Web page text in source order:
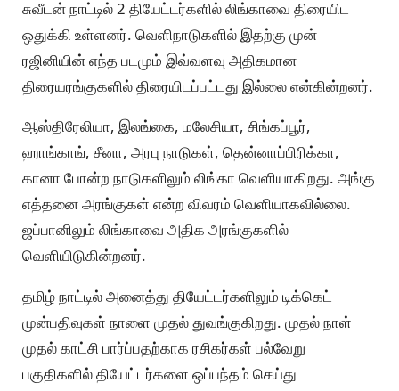
சுவீடன் நாட்டில் 2 தியேட்டர்களில் லிங்காவை திரையிட
ஒதுக்கி உள்ளனர். வெளிநாடுகளில் இதற்கு முன்
ரஜினியின் எந்த படமும் இவ்வளவு அதிகமான
திரையரங்குகளில் திரையிடப்பட்டது இல்லை என்கின்றனர்.
ஆஸ்திரேலியா, இலங்கை, மலேசியா, சிங்கப்பூர்,
ஹாங்காங், சீனா, அரபு நாடுகள், தென்னாப்பிரிக்கா,
கானா போன்ற நாடுகளிலும் லிங்கா வெளியாகிறது. அங்கு
எத்தனை அரங்குகள் என்ற விவரம் வெளியாகவில்லை.
ஜப்பானிலும் லிங்காவை அதிக அரங்குகளில்
வெளியிடுகின்றனர்.
தமிழ் நாட்டில் அனைத்து தியேட்டர்களிலும் டிக்கெட்
முன்பதிவுகள் நாளை முதல் துவங்குகிறது. முதல் நாள்
முதல் காட்சி பார்ப்பதற்காக ரசிகர்கள் பல்வேறு
பகுதிகளில் தியேட்டர்களை ஒப்பந்தம் செய்து